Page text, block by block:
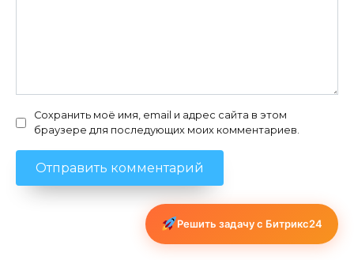
Сохранить моё имя, email и адрес сайта в этом
браузере для последующих моих комментариев.
Решить задачу с Битрикс24